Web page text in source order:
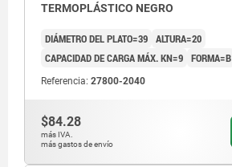
TERMOPLÁSTICO NEGRO
DIÁMETRO DEL PLATO=39 ALTURA=20
CAPACIDAD DE CARGA MÁX. KN=9 FORMA=B
Referencia: 27800-2040
$84.28
más IVA.
más gastos de envío